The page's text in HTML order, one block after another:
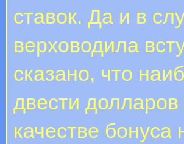
ставок. Да и в
верховодила
сказано, что
двести
качестве